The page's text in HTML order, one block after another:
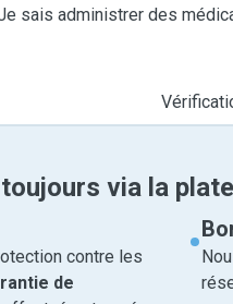
sais administrer des
via la
contre les
de